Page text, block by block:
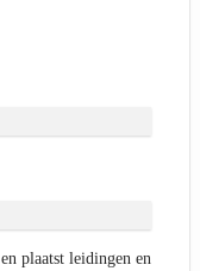
plaatst leidingen en